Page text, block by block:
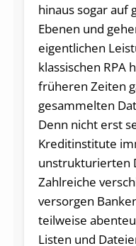
hinaus sogar auf
Ebenen und
eigentlichen
klassischen RPA
früheren Zeiten
gesammelten
Denn nicht erst
Kreditinstitute
unstrukturierten
Zahlreiche
versorgen
teilweise
Listen und